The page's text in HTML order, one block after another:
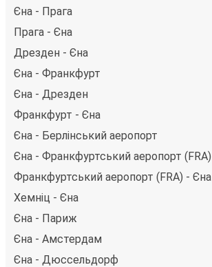
Єна - Прага
Прага - Єна
Дрезден - Єна
Єна - Франкфурт
Єна - Дрезден
Франкфурт - Єна
Єна - Берлінський аеропорт
Єна - Франкфуртський аеропорт (FRA)
Франкфуртський аеропорт (FRA) - Єна
Хемніц - Єна
Єна - Париж
Єна - Амстердам
Єна - Дюссельдорф